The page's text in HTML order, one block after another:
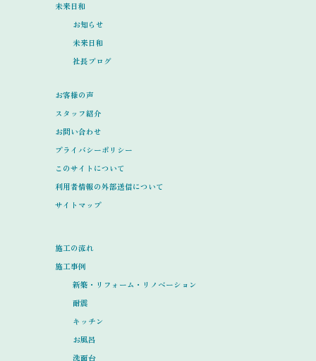
未来日和
お知らせ
未来日和
社長ブログ
お客様の声
スタッフ紹介
お問い合わせ
プライバシーポリシー
このサイトについて
利用者情報の外部送信について
サイトマップ
施工の流れ
施工事例
新築・リフォーム・リノベーション
耐震
キッチン
お風呂
洗面台